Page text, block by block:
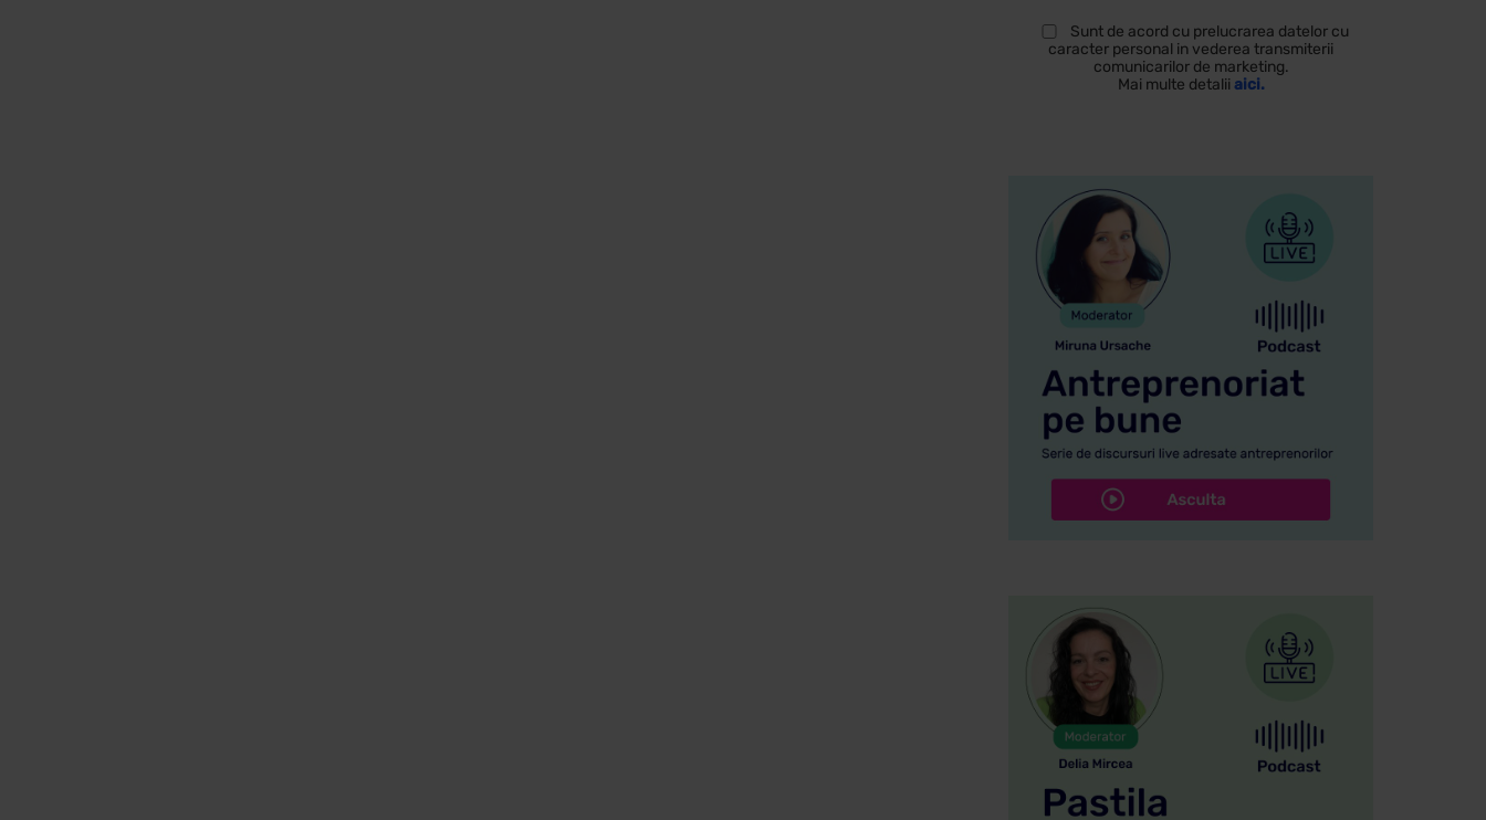
Sunt de acord cu prelucrarea datelor cu
caracter personal in vederea transmiterii
comunicarilor de marketing.
Mai multe detalii aici.